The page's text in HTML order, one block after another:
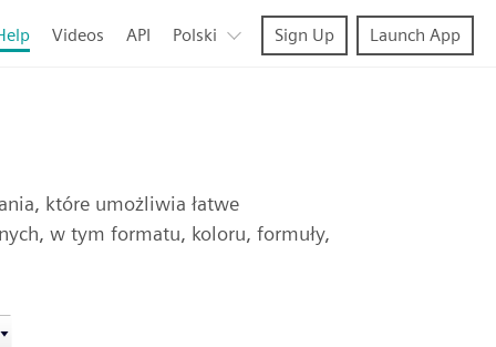
Videos API Polski Sign Up Launch App
które umożliwia łatwe
w tym formatu, koloru, formuły,